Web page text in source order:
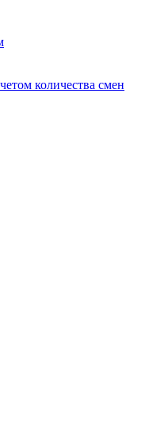
количества смен